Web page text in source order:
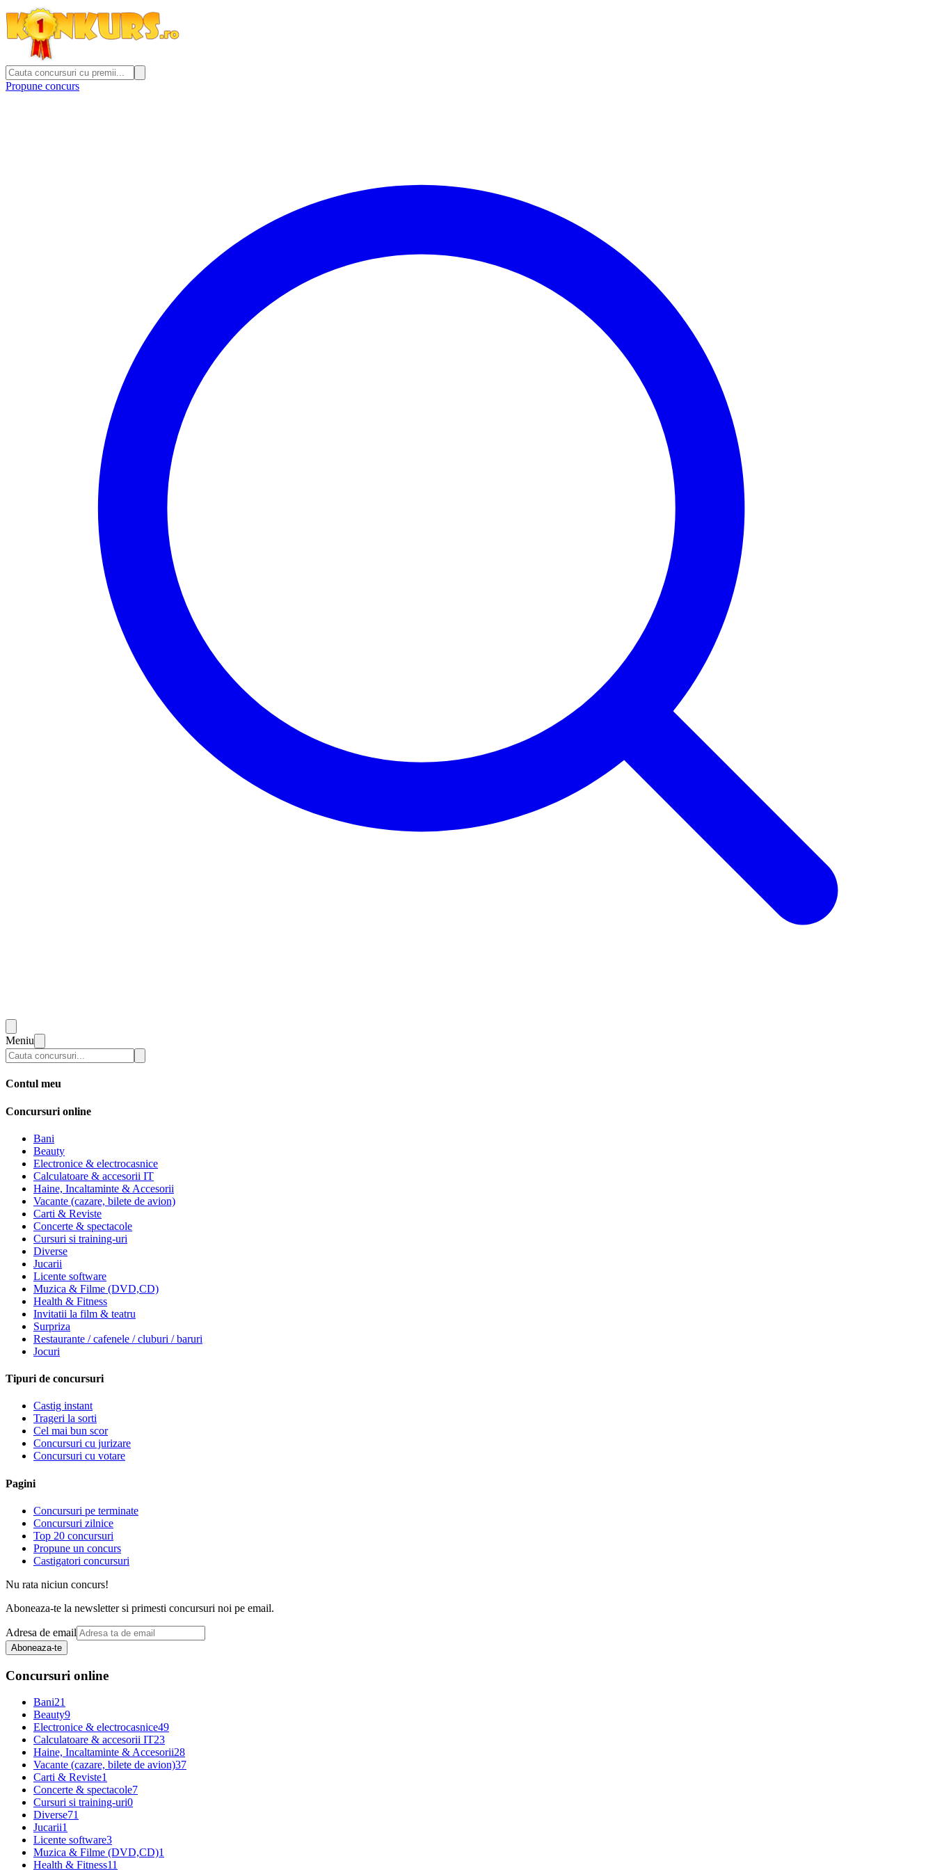
Propune concurs
Meniu
Contul meu
Concursuri online
Bani
Beauty
Electronice & electrocasnice
Calculatoare & accesorii IT
Haine, Incaltaminte & Accesorii
Vacante (cazare, bilete de avion)
Carti & Reviste
Concerte & spectacole
Cursuri si training-uri
Diverse
Jucarii
Licente software
Muzica & Filme (DVD,CD)
Health & Fitness
Invitatii la film & teatru
Surpriza
Restaurante / cafenele / cluburi / baruri
Jocuri
Tipuri de concursuri
Castig instant
Trageri la sorti
Cel mai bun scor
Concursuri cu jurizare
Concursuri cu votare
Pagini
Concursuri pe terminate
Concursuri zilnice
Top 20 concursuri
Propune un concurs
Castigatori concursuri
Nu rata niciun concurs!
Aboneaza-te la newsletter si primesti concursuri noi pe email.
Adresa de email
Aboneaza-te
Concursuri online
Bani21
Beauty9
Electronice & electrocasnice49
Calculatoare & accesorii IT23
Haine, Incaltaminte & Accesorii28
Vacante (cazare, bilete de avion)37
Carti & Reviste1
Concerte & spectacole7
Cursuri si training-uri0
Diverse71
Jucarii1
Licente software3
Muzica & Filme (DVD,CD)1
Health & Fitness11